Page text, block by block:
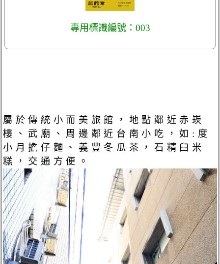
專用標識編號：003
屬於傳統小而美旅館，地點鄰近赤崁
樓、武廟、周邊鄰近台南小吃，如:度
小月擔仔麵、義豐冬瓜茶，石精臼米
糕，交通方便。